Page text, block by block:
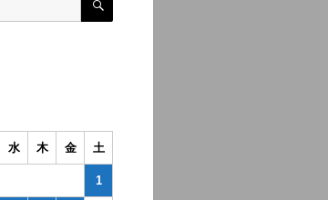
水 木 金 土
1